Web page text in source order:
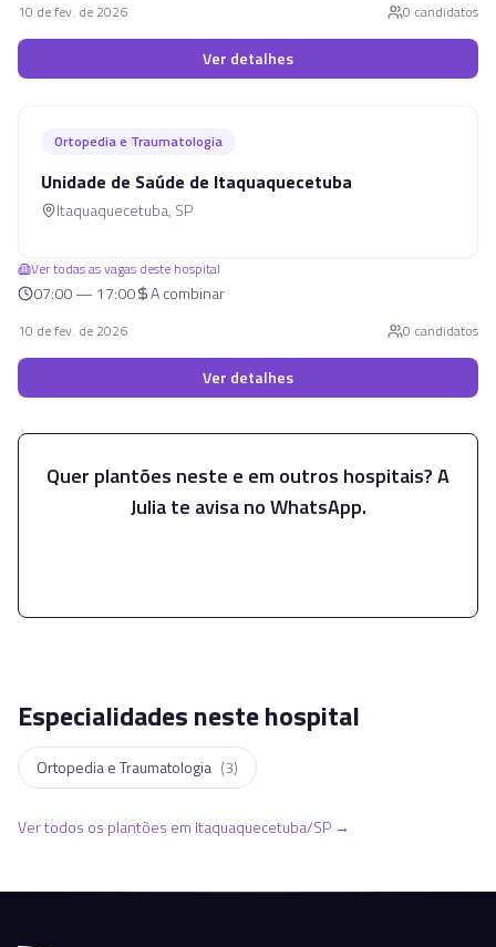
10 de fev. de 2026 0 candidatos
Ver detalhes
Ortopedia e Traumatologia
Unidade de Saúde de Itaquaquecetuba
Itaquaquecetuba, SP
Ver todas as vagas deste hospital
07:00 — 17:00 A combinar
10 de fev. de 2026 0 candidatos
Ver detalhes
Quer plantões neste e em outros hospitais? A
Julia te avisa no WhatsApp.
Especialidades neste hospital
Ortopedia e Traumatologia (3)
Ver todos os plantões em Itaquaquecetuba/SP →